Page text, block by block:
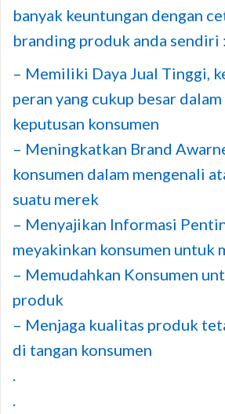
banyak keuntungan dengan
branding produk anda sendiri :
– Memiliki Daya Jual Tinggi,
peran yang cukup besar
keputusan konsumen
– Meningkatkan Brand
konsumen dalam mengenali
suatu merek
– Menyajikan Informasi
meyakinkan konsumen untuk
– Memudahkan Konsumen
produk
– Menjaga kualitas produk
di tangan konsumen
.
.